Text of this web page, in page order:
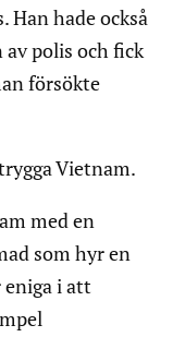
Han hade också
polis och fick
försökte
Vietnam.
med en
som hyr en
eniga i att